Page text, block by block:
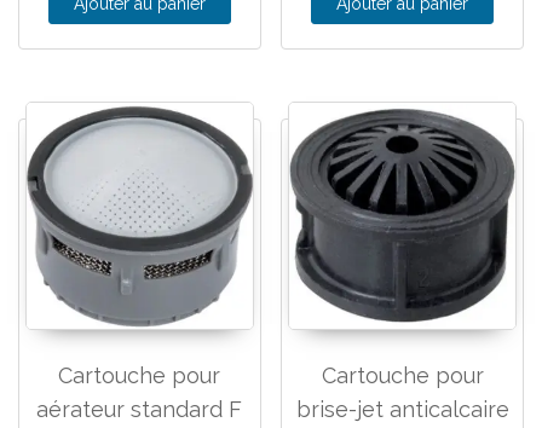
Cartouche pour
aérateur standard F
Cartouche pour
brise-jet anticalcaire